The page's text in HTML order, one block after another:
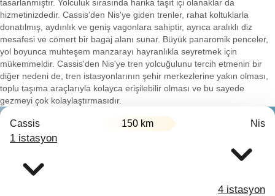
tasarlanmıştır. Yolculuk sırasında harika taşıt içi olanaklar da
hizmetinizdedir. Cassis'den Nis'ye giden trenler, rahat koltuklarla
donatılmış, aydınlık ve geniş vagonlara sahiptir, ayrıca aralıklı diz
mesafesi ve cömert bir bagaj alanı sunar. Büyük panaromik penceler,
yol boyunca muhteşem manzarayı hayranlıkla seyretmek için
mükemmeldir. Cassis'den Nis'ye tren yolcuğulunu tercih etmenin bir
diğer nedeni de, tren istasyonlarının şehir merkezlerine yakın olması,
toplu taşıma araçlarıyla kolayca erişilebilir olması ve bu sayede
gezmeyi çok kolaylaştırmasıdır.
Cassis 150 km Nis
1 istasyon
4 istasyon